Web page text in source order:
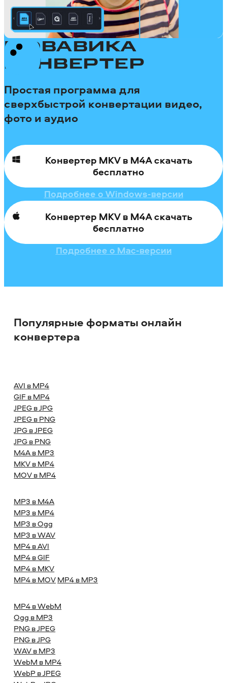
МОВАВИКА
КОНВЕРТЕР
Простая программа для
сверхбыстрой конвертации видео,
фото и аудио
Конвертер MKV в M4A скачать
бесплатно
Подробнее о Windows-версии
Конвертер MKV в M4A скачать
бесплатно
Подробнее о Mac-версии
Популярные форматы онлайн
конвертера
AVI в MP4
GIF в MP4
JPEG в JPG
JPEG в PNG
JPG в JPEG
JPG в PNG
M4A в MP3
MKV в MP4
MOV в MP4
MP3 в M4A
MP3 в MP4
MP3 в Ogg
MP3 в WAV
MP4 в AVI
MP4 в GIF
MP4 в MKV
MP4 в MOVMP4 в MP3
MP4 в WebM
Ogg в MP3
PNG в JPEG
PNG в JPG
WAV в MP3
WebM в MP4
WebP в JPEG